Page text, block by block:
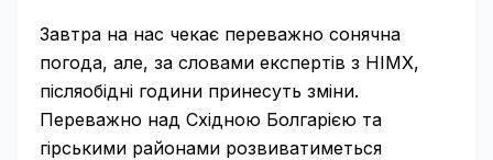
Завтра на нас чекає переважно сонячна
погода, але, за словами експертів з НІМХ,
післяобідні години принесуть зміни.
Переважно над Східною Болгарією та
гірськими районами розвиватиметься